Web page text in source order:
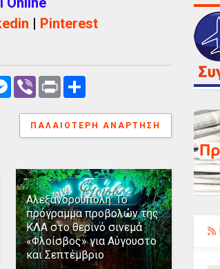
| Pinterest
M
V
e
P
n
t
α
λ
λ
ή
ΠΑΛΑΙΌΤΕΡΗ ΑΝΆΡΤΗΣΗ
Αλεξανδρούπολη: Το
πρόγραμμα προβολών της
ΚΛΑ στο θερινό σινεμά
«Φλοίσβος» για Αύγουστο
και Σεπτέμβριο